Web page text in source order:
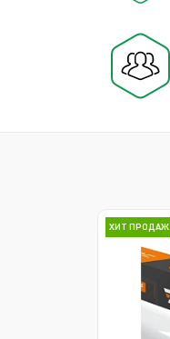
ХИТ ПРОДАЖ